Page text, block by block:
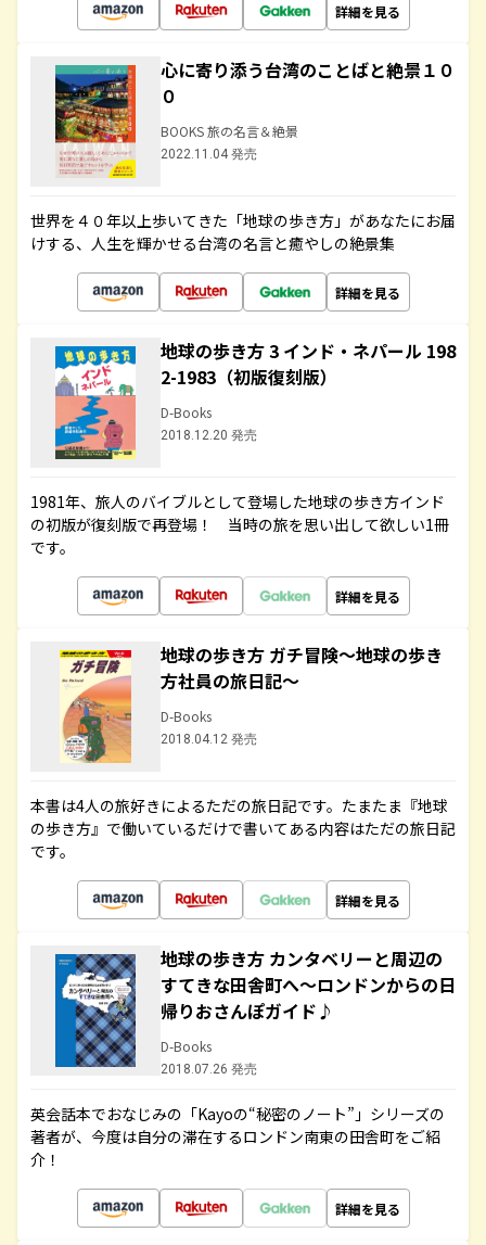
詳細を見る
心に寄り添う台湾のことばと絶景１０
０
BOOKS 旅の名言＆絶景
2022.11.04 発売
世界を４０年以上歩いてきた「地球の歩き方」があなたにお届
けする、人生を輝かせる台湾の名言と癒やしの絶景集
詳細を見る
地球の歩き方 3 インド・ネパール 198
2-1983（初版復刻版）
D-Books
2018.12.20 発売
1981年、旅人のバイブルとして登場した地球の歩き方インド
の初版が復刻版で再登場！ 当時の旅を思い出して欲しい1冊
です。
詳細を見る
地球の歩き方 ガチ冒険～地球の歩き
方社員の旅日記～
D-Books
2018.04.12 発売
本書は4人の旅好きによるただの旅日記です。たまたま『地球
の歩き方』で働いているだけで書いてある内容はただの旅日記
です。
詳細を見る
地球の歩き方 カンタベリーと周辺の
すてきな田舎町へ～ロンドンからの日
帰りおさんぽガイド♪
D-Books
2018.07.26 発売
英会話本でおなじみの「Kayoの“秘密のノート”」シリーズの
著者が、今度は自分の滞在するロンドン南東の田舎町をご紹
介！
詳細を見る